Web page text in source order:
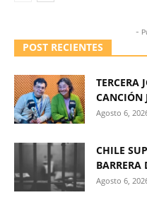
-
POST RECIENTES
TERCERA
CANCIÓN
Agosto 6,
CHILE
BARRERA
Agosto 6,